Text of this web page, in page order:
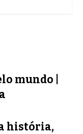
mundo |
história,